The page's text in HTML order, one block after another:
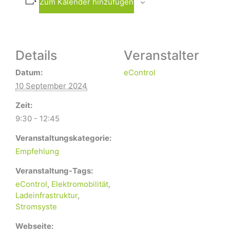
Details
Datum:
10 September 2024
Zeit:
9:30 - 12:45
Veranstaltungskategorie:
Empfehlung
Veranstaltung-Tags:
eControl, Elektromobilität,
Ladeinfrastruktur,
Stromsyste
Webseite:
Veranstalter
eControl